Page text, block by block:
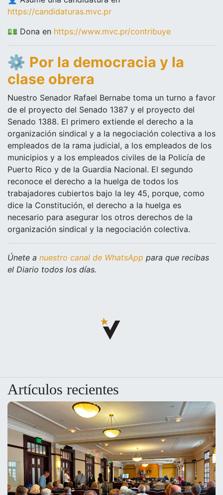
https://candidaturas.mvc.pr
💵 Dona en https://www.mvc.pr/contribuye
⚙️ Por la democracia y la
clase obrera
Nuestro Senador Rafael Bernabe toma un turno a favor
de el proyecto del Senado 1387 y el proyecto del
Senado 1388. El primero extiende el derecho a la
organización sindical y a la negociación colectiva a los
empleados de la rama judicial, a los empleados de los
municipios y a los empleados civiles de la Policía de
Puerto Rico y de la Guardia Nacional. El segundo
reconoce el derecho a la huelga de todos los
trabajadores cubiertos bajo la ley 45, porque, como
dice la Constitución, el derecho a la huelga es
necesario para asegurar los otros derechos de la
organización sindical y la negociación colectiva.
Únete a nuestro canal de WhatsApp para que recibas
el Diario todos los días.
Artículos recientes